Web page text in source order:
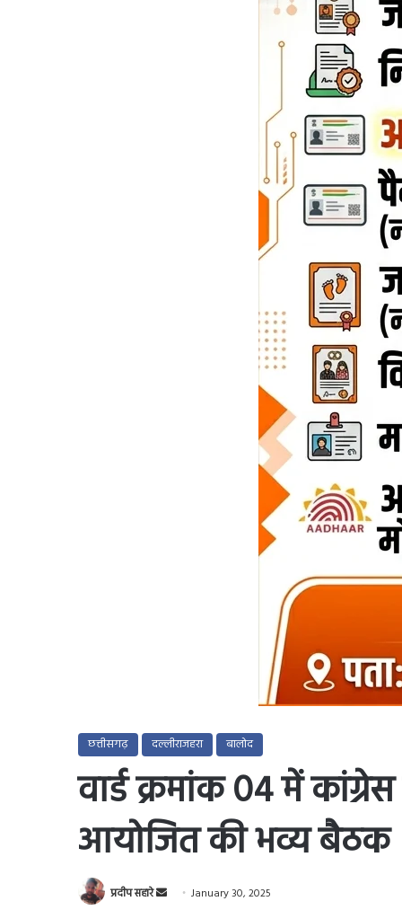
छत्तीसगढ़ दल्लीराजहरा बालोद
वार्ड क्रमांक 04 में कांग्रेस
आयोजित की भव्य बैठक
प्रदीप सहारे
Send January 30, 2025